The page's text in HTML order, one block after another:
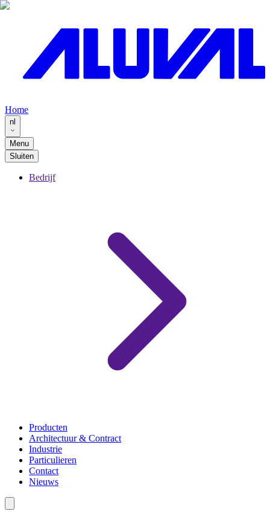
Home
nl
Menu
Sluiten
Bedrijf
Producten
Architectuur & Contract
Industrie
Particulieren
Contact
Nieuws